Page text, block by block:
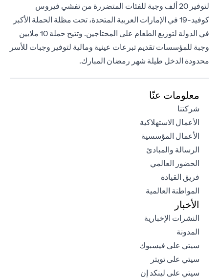
لتوفير 20 ألف وجبة للفئات المتضررة من تفشي فيروس
كوفيد-19 في الإمارات العربية المتحدة، تحت مظلة الحملة الأكبر
في الدولة لتوزيع الطعام على المحتاجين. وتتيح حملة 10 ملايين
وجبة للمؤسسات تقديم تبرعات عينية ومالية لتوفير وجبات للأسر
محدودة الدخل طيلة شهر رمضان المبارك.
معلومات عنّا
شركتنا
الأعمال الاستهلاكية
الأعمال المؤسسية
الرسالة والمبادئ
الحضور العالمي
فريق القيادة
المواطنة العالمية
الأخبار
النشرات الإخبارية
المدونة
سيتي على فيسبوك
سيتي على تويتر
سيتي على لينكد إن